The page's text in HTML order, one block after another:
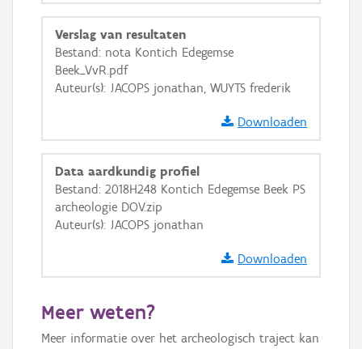
GRB-Basiskaart
GRB-Basiskaart in grijswaarden
Verslag van resultaten
Bestand: nota Kontich Edegemse
Beek_VvR.pdf
Auteur(s): JACOPS jonathan, WUYTS frederik
Downloaden
Data aardkundig profiel
Bestand: 2018H248 Kontich Edegemse Beek PS
archeologie DOV.zip
Auteur(s): JACOPS jonathan
Downloaden
Meer weten?
Meer informatie over het archeologisch traject kan